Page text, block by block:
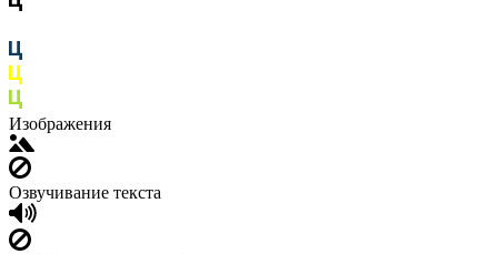
Изображения
Озвучивание текста